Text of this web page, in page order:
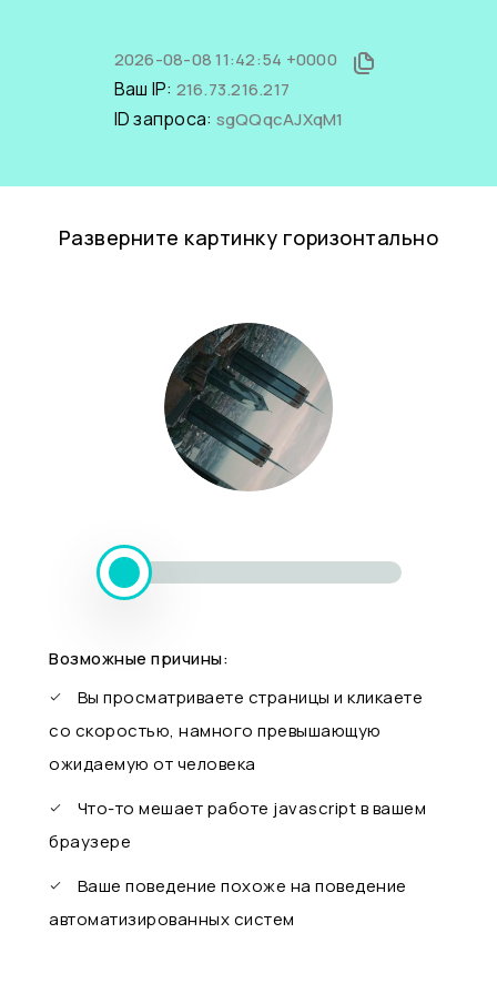
2026-08-08 11:42:54 +0000
Ваш IP: 216.73.216.217
ID запроса: sgQQqcAJXqM1
Разверните картинку горизонтально
Возможные причины:
Вы просматриваете страницы и кликаете
со скоростью, намного превышающую
ожидаемую от человека
Что-то мешает работе javascript в вашем
браузере
Ваше поведение похоже на поведение
автоматизированных систем